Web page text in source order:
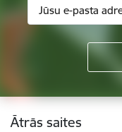
Kājene
Ātrās saites